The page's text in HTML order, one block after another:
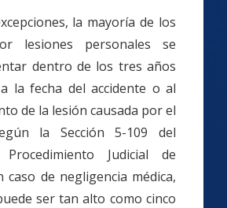
la mayoría de los
lesiones personales se
dentro de los tres años
la fecha del accidente o al
de la lesión causada por el
la Sección 5-109 del
Judicial de
caso de negligencia médica,
ser tan alto como cinco